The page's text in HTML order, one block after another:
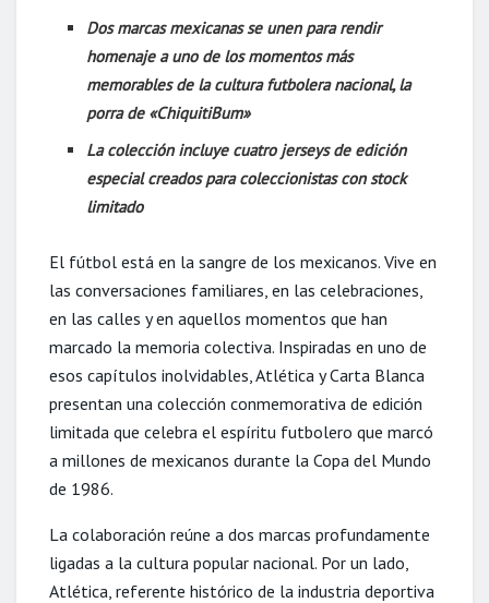
Dos marcas mexicanas se unen para rendir
homenaje a uno de los momentos más
memorables de la cultura futbolera nacional, la
porra de «ChiquitiBum»
La colección incluye cuatro jerseys de edición
especial creados para coleccionistas con stock
limitado
El fútbol está en la sangre de los mexicanos. Vive en
las conversaciones familiares, en las celebraciones,
en las calles y en aquellos momentos que han
marcado la memoria colectiva. Inspiradas en uno de
esos capítulos inolvidables, Atlética y Carta Blanca
presentan una colección conmemorativa de edición
limitada que celebra el espíritu futbolero que marcó
a millones de mexicanos durante la Copa del Mundo
de 1986.
La colaboración reúne a dos marcas profundamente
ligadas a la cultura popular nacional. Por un lado,
Atlética, referente histórico de la industria deportiva